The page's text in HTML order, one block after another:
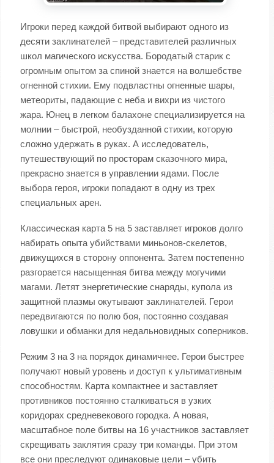
Игроки перед каждой битвой выбирают одного из
десяти заклинателей – представителей различных
школ магического искусства. Бородатый старик с
огромным опытом за спиной знается на волшебстве
огненной стихии. Ему подвластны огненные шары,
метеориты, падающие с неба и вихри из чистого
жара. Юнец в легком балахоне специализируется на
молнии – быстрой, необузданной стихии, которую
сложно удержать в руках. А исследователь,
путешествующий по просторам сказочного мира,
прекрасно знается в управлении ядами. После
выбора героя, игроки попадают в одну из трех
специальных арен.
Классическая карта 5 на 5 заставляет игроков долго
набирать опыта убийствами миньонов-скелетов,
движущихся в сторону оппонента. Затем постепенно
разгорается насыщенная битва между могучими
магами. Летят энергетические снаряды, купола из
защитной плазмы окутывают заклинателей. Герои
передвигаются по полю боя, постоянно создавая
ловушки и обманки для недальновидных соперников.
Режим 3 на 3 на порядок динамичнее. Герои быстрее
получают новый уровень и доступ к ультимативным
способностям. Карта компактнее и заставляет
противников постоянно сталкиваться в узких
коридорах средневекового городка. А новая,
масштабное поле битвы на 16 участников заставляет
скрещивать заклятия сразу три команды. При этом
все они преследуют одинаковые цели – убить